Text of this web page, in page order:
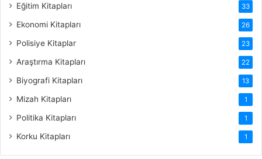
Eğitim Kitapları 33
Ekonomi Kitapları 26
Polisiye Kitaplar 23
Araştırma Kitapları 22
Biyografi Kitapları 13
Mizah Kitapları 1
Politika Kitapları 1
Korku Kitapları 1